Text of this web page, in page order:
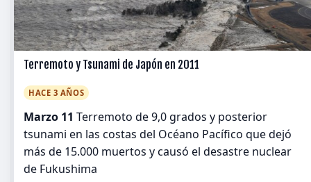
Terremoto y Tsunami de Japón en 2011
HACE 3 AÑOS
Marzo 11 Terremoto de 9,0 grados y posterior
tsunami en las costas del Océano Pacífico que dejó
más de 15.000 muertos y causó el desastre nuclear
de Fukushima